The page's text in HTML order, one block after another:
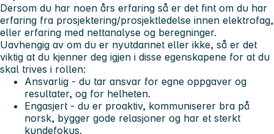
Dersom du har noen års erfaring så er det fint om du har
erfaring fra prosjektering/prosjektledelse innen elektrofag,
eller erfaring med nettanalyse og beregninger.
Uavhengig av om du er nyutdannet eller ikke, så er det
viktig at du kjenner deg igjen i disse egenskapene for at du
skal trives i rollen:
Ansvarlig - du tar ansvar for egne oppgaver og
resultater, og for helheten.
Engasjert - du er proaktiv, kommuniserer bra på
norsk, bygger gode relasjoner og har et sterkt
kundefokus.